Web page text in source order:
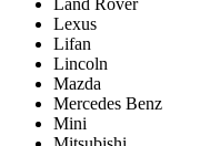
Lexus
Lifan
Lincoln
Mazda
Mercedes Benz
Mini